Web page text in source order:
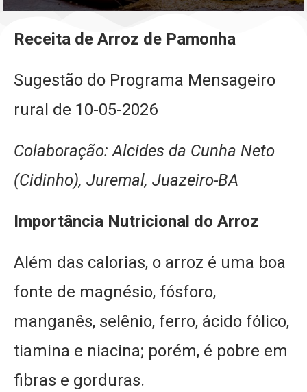
Receita de Arroz de Pamonha
Sugestão do Programa Mensageiro
rural de 10-05-2026
Colaboração: Alcides da Cunha Neto
(Cidinho), Juremal, Juazeiro-BA
Importância Nutricional do Arroz
Além das calorias, o arroz é uma boa
fonte de magnésio, fósforo,
manganês, selênio, ferro, ácido fólico,
tiamina e niacina; porém, é pobre em
fibras e gorduras.